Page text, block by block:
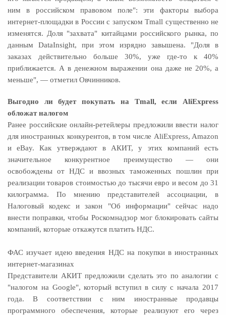
ним в российском правовом поле": эти факторы выбора
интернет-площадки в России с запуском Tmall существенно не
изменятся. Доля "захвата" китайцами российского рынка, по
данным DataInsight, при этом изрядно завышена. "Доля в
заказах действительно больше 30%, уже где-то к 40%
приближается. А в денежном выражении она даже не 20%, а
меньше", — отметил Овчинников.
Выгодно ли будет покупать на Tmall, если AliExpress
обложат налогом
Ранее российские онлайн-ретейлеры предложили ввести налог
для иностранных конкурентов, в том числе AliExpress, Amazon
и eBay. Как утверждают в АКИТ, у этих компаний есть
значительное конкурентное преимущество — они
освобождены от НДС и ввозных таможенных пошлин при
реализации товаров стоимостью до тысячи евро и весом до 31
килограмма. По мнению представителей ассоциации, в
Налоговый кодекс и закон "Об информации" сейчас надо
внести поправки, чтобы Роскомнадзор мог блокировать сайты
компаний, которые откажутся платить НДС.
ФАС изучает идею введения НДС на покупки в иностранных
интернет-магазинах
Представители АКИТ предложили сделать это по аналогии с
"налогом на Google", который вступил в силу с начала 2017
года. В соответствии с ним иностранные продавцы
программного обеспечения, которые реализуют его через